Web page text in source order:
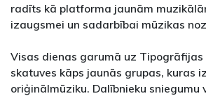
radīts kā platforma jaunām
izaugsmei un sadarbībai mūzikas
Visas dienas garumā uz
skatuves kāps jaunās grupas, kuras
oriģinālmūziku. Dalībnieku sniegumu